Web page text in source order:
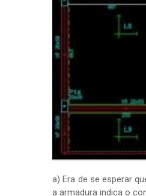
a) Era de se esperar
a armadura indica o